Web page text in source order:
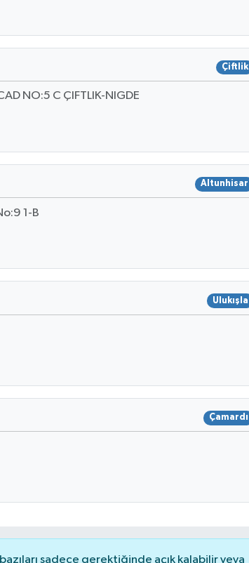
Çiftlik
NO:5 C ÇIFTLIK-NIGDE
Altunhisar
1-B
Ulukışla
Çamardı
sadece gerektiğinde açık kalabilir veya